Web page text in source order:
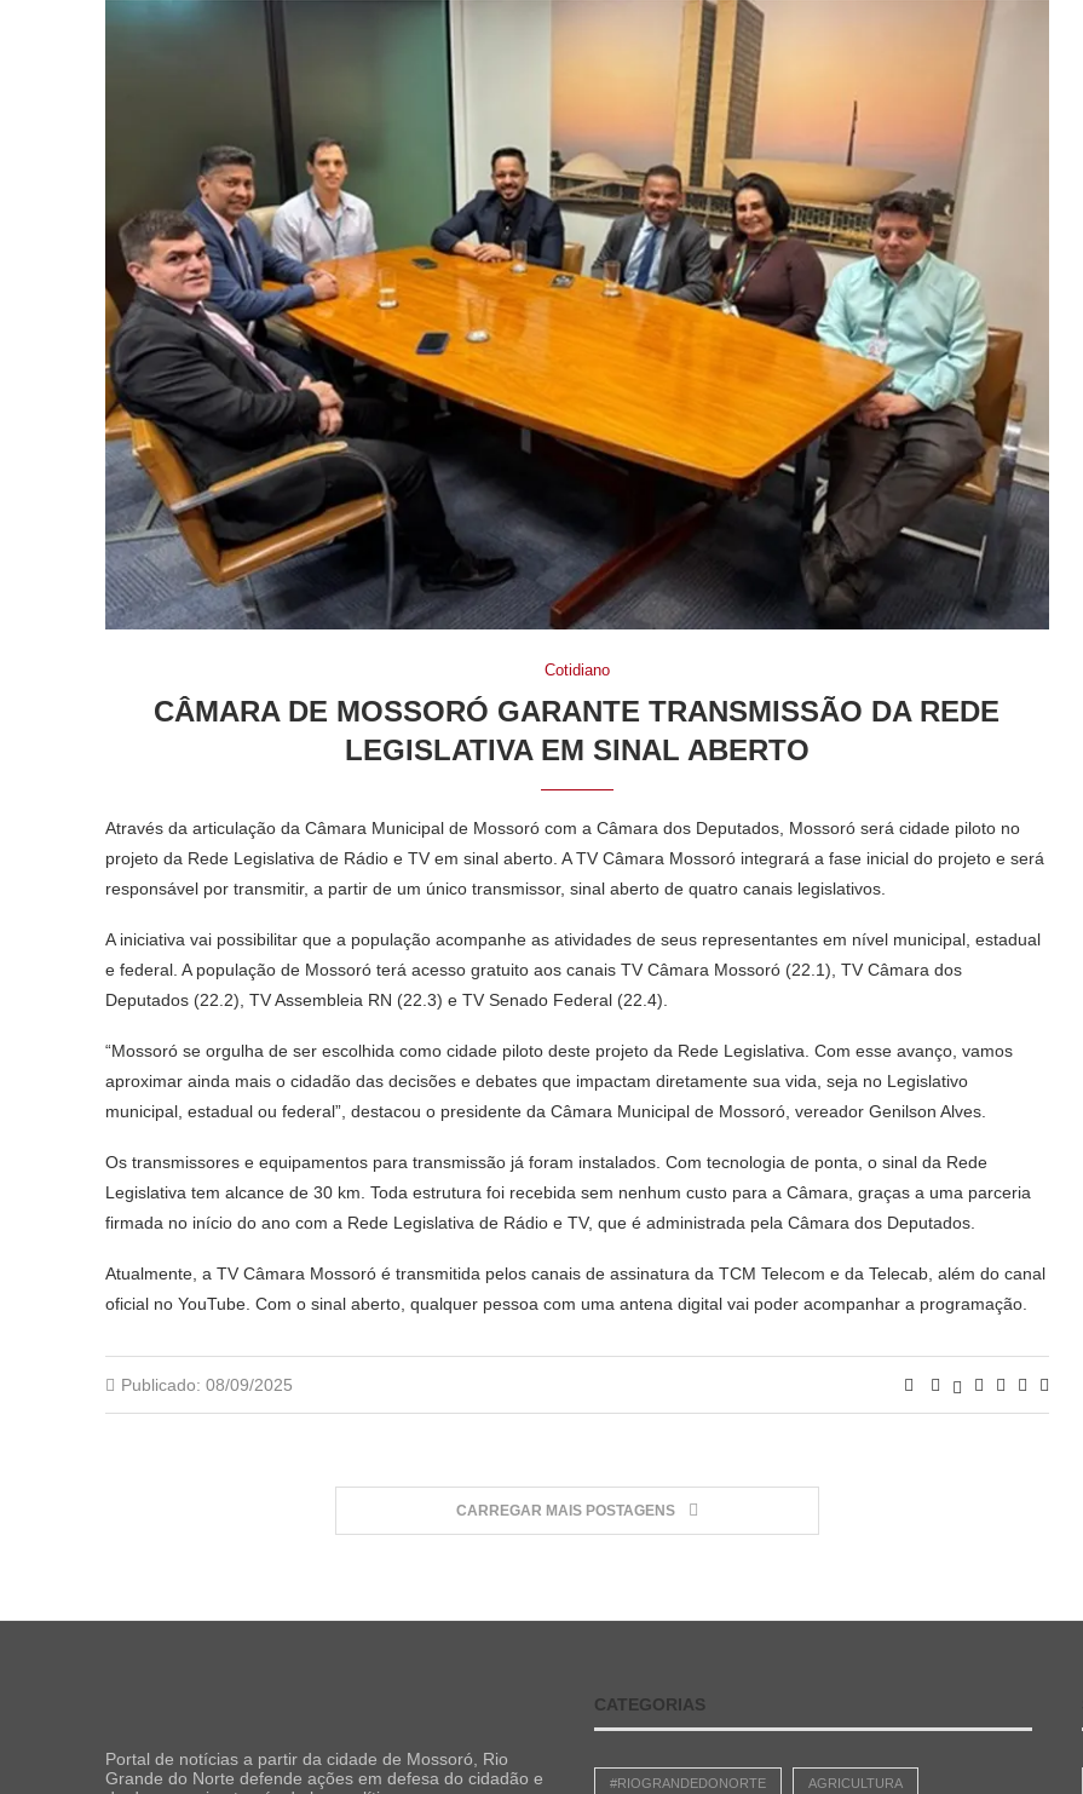
Cotidiano
CÂMARA DE MOSSORÓ GARANTE TRANSMISSÃO DA REDE
LEGISLATIVA EM SINAL ABERTO
Através da articulação da Câmara Municipal de Mossoró com a Câmara dos Deputados, Mossoró será cidade piloto no
projeto da Rede Legislativa de Rádio e TV em sinal aberto. A TV Câmara Mossoró integrará a fase inicial do projeto e será
responsável por transmitir, a partir de um único transmissor, sinal aberto de quatro canais legislativos.
A iniciativa vai possibilitar que a população acompanhe as atividades de seus representantes em nível municipal, estadual
e federal. A população de Mossoró terá acesso gratuito aos canais TV Câmara Mossoró (22.1), TV Câmara dos
Deputados (22.2), TV Assembleia RN (22.3) e TV Senado Federal (22.4).
“Mossoró se orgulha de ser escolhida como cidade piloto deste projeto da Rede Legislativa. Com esse avanço, vamos
aproximar ainda mais o cidadão das decisões e debates que impactam diretamente sua vida, seja no Legislativo
municipal, estadual ou federal”, destacou o presidente da Câmara Municipal de Mossoró, vereador Genilson Alves.
Os transmissores e equipamentos para transmissão já foram instalados. Com tecnologia de ponta, o sinal da Rede
Legislativa tem alcance de 30 km. Toda estrutura foi recebida sem nenhum custo para a Câmara, graças a uma parceria
firmada no início do ano com a Rede Legislativa de Rádio e TV, que é administrada pela Câmara dos Deputados.
Atualmente, a TV Câmara Mossoró é transmitida pelos canais de assinatura da TCM Telecom e da Telecab, além do canal
oficial no YouTube. Com o sinal aberto, qualquer pessoa com uma antena digital vai poder acompanhar a programação.
Publicado: 08/09/2025
CARREGAR MAIS POSTAGENS
Portal de notícias a partir da cidade de Mossoró, Rio
Grande do Norte defende ações em defesa do cidadão e
CATEGORIAS
#RIOGRANDEDONORTE AGRICULTURA